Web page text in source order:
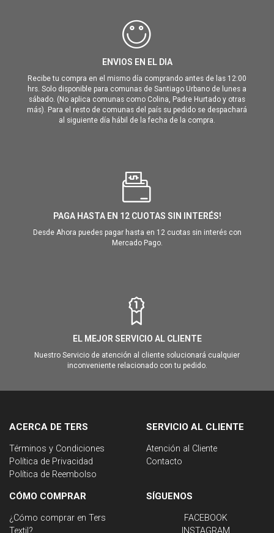
ENVIOS EN EL DIA
Recibe tu compra en el mismo día comprando antes de las 12:00
hrs. Solo disponible para comunas de Santiago Urbano de lunes a
sábado. (No aplica comunas como Colina, Padre Hurtado y otras
más). Para el resto de comunas del país su pedido se despachará
al siguiente día hábil de la fecha de la compra.
PAGA HASTA EN 12 CUOTAS SIN INTERÉS!
Desde Ahora puedes pagar hasta en 12 cuotas sin interés con
Mercado Pago.
EL MEJOR SERVICIO AL CLIENTE
Nuestro Servicio de atención al cliente solucionará cualquier
inconveniente relacionado con tu pedido.
ACERCA DE TERS
Términos y Condiciones
Política de Privacidad
Política de Reembolso
SERVICIO AL CLIENTE
Atención al Cliente
Contacto
CÓMO COMPRAR
¿Cómo comprar en Ters
Textil?
SÍGUENOS
FACEBOOK
INSTAGRAM